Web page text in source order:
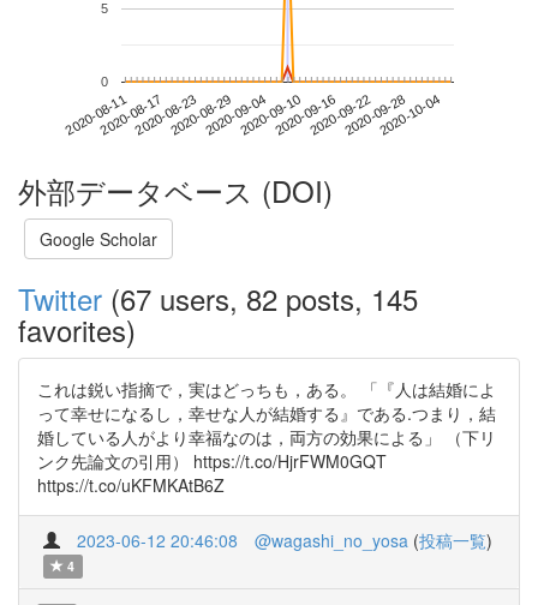
2020-08-112020-08-172020-08-232020-08-292020-09-042020-09-102020-09-162020-09-222020-09-282020-10-04
0
5
外部データベース (DOI)
Google Scholar
Twitter (67 users, 82 posts, 145
favorites)
これは鋭い指摘で，実はどっちも，ある。 「『人は結婚によ
って幸せになるし，幸せな人が結婚する』である.つまり，結
婚している人がより幸福なのは，両方の効果による」 （下リ
ンク先論文の引用） https://t.co/HjrFWM0GQT
https://t.co/uKFMKAtB6Z
2023-06-12 20:46:08 @wagashi_no_yosa (投稿一覧)
4